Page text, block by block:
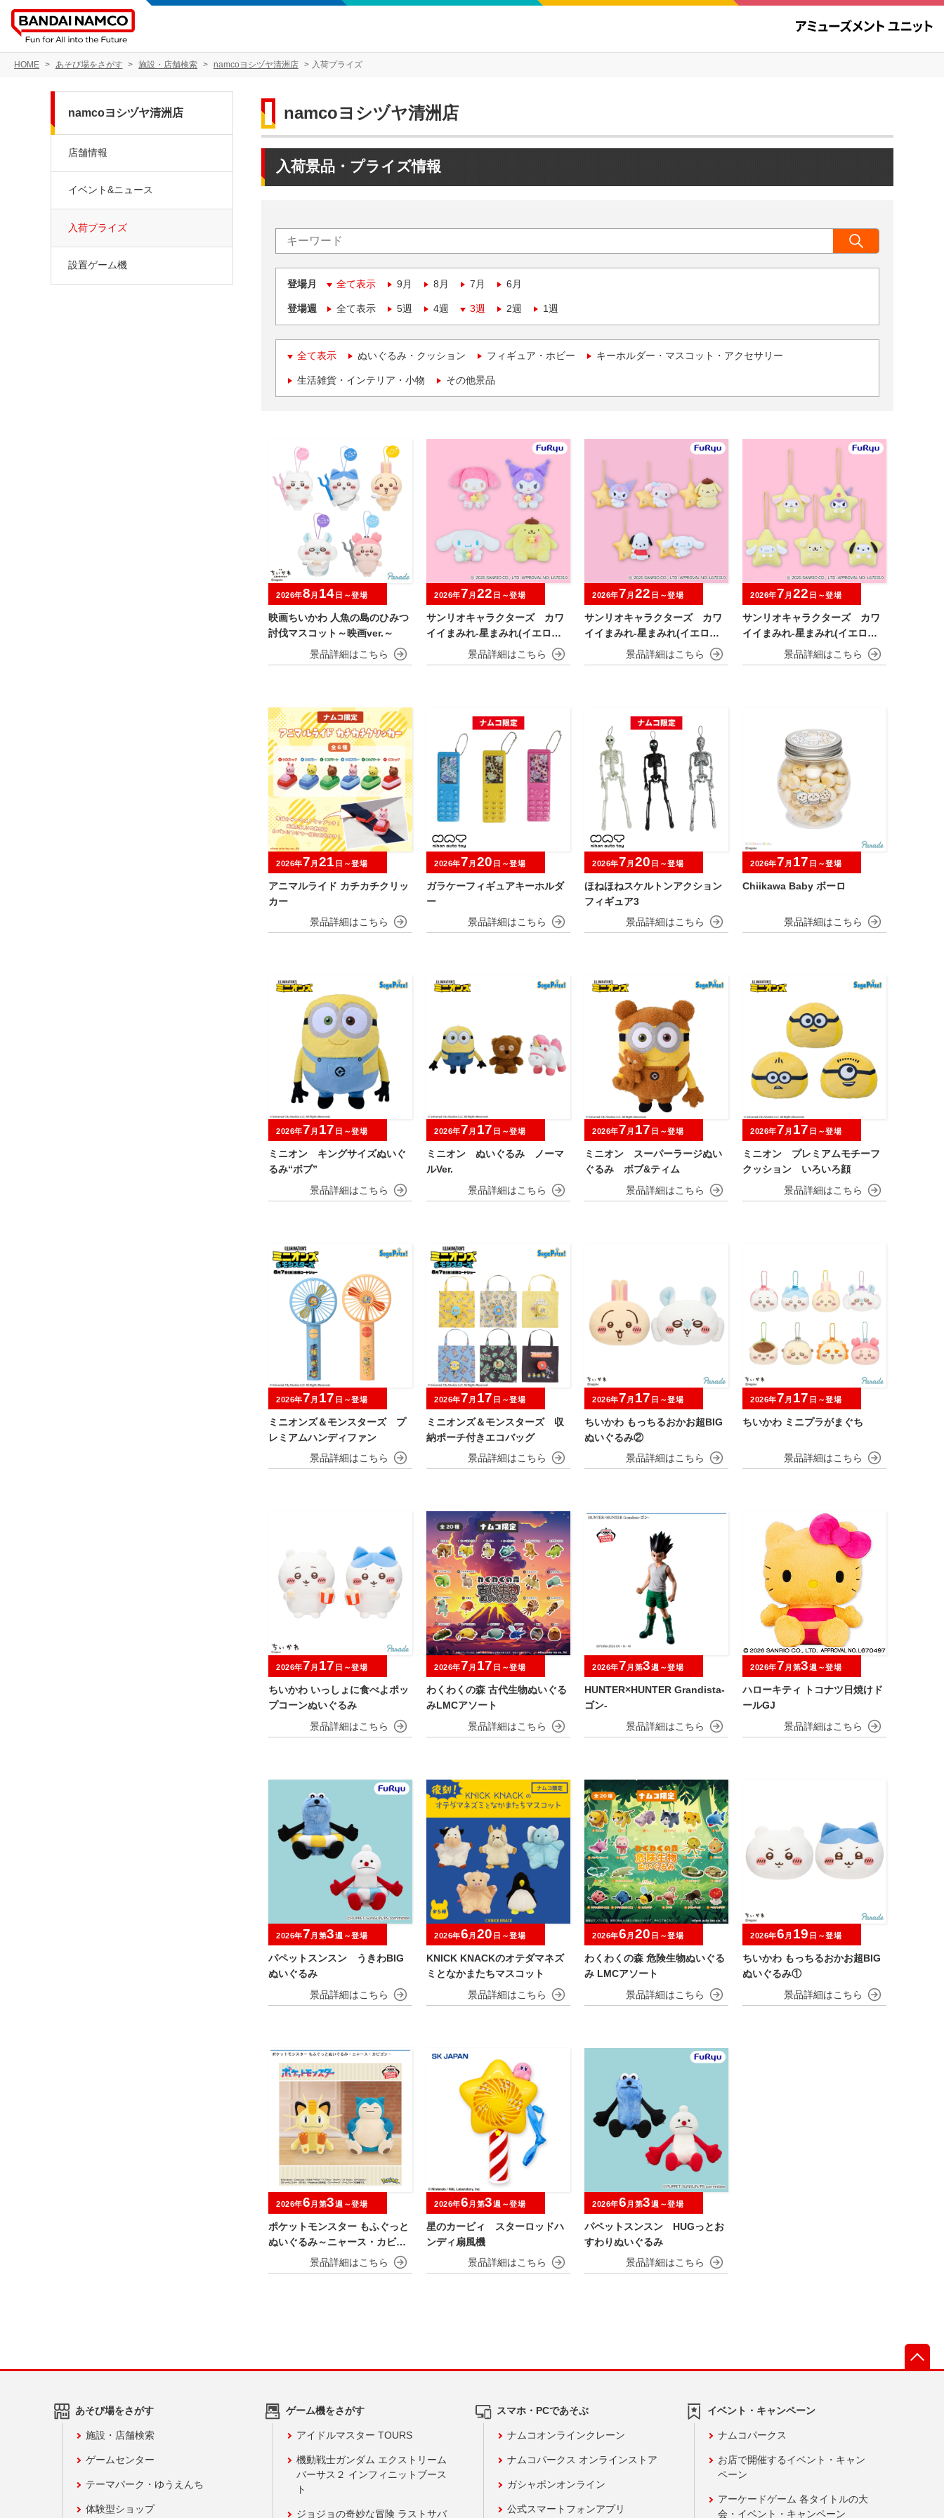
HOME あそび場をさがす 施設・店舗検索 namcoヨシヅヤ清洲店 入荷プライズ
namcoヨシヅヤ清洲店
入荷景品・プライズ情報
登場月 全て表示 9月 8月 7月 6月
登場週 全て表示 5週 4週 3週 2週 1週
全て表示 ぬいぐるみ・クッション フィギュア・ホビー キーホルダー・マスコット・アクセサリー
生活雑貨・インテリア・小物 その他景品
映画ちいかわ 人魚の島のひみつ
討伐マスコット～映画ver.～
2026年8 月 14 日～登場
サンリオキャラクターズ カワ
イイまみれ-星まみれ(イエロー)-
ぬいぐるみ
2026年7 月 22 日～登場
サンリオキャラクターズ カワ
イイまみれ-星まみれ(イエロー)-
マスコット
2026年7 月 22 日～登場
サンリオキャラクターズ カワ
イイまみれ-星まみれ(イエロー)-
ミニマスコット
2026年7 月 22 日～登場
アニマルライド カチカチクリッ
カー
2026年7 月 21 日～登場
ガラケーフィギュアキーホルダ
ー
2026年7 月 20 日～登場
ほねほねスケルトンアクション
フィギュア3
2026年7 月 20 日～登場
Chiikawa Baby ボーロ
2026年7 月 17 日～登場
ミニオン キングサイズぬいぐ
るみ“ボブ”
2026年7 月 17 日～登場
ミニオン ぬいぐるみ ノーマ
ルVer.
2026年7 月 17 日～登場
ミニオン スーパーラージぬい
ぐるみ ボブ&ティム
2026年7 月 17 日～登場
ミニオン プレミアムモチーフ
クッション いろいろ顔
2026年7 月 17 日～登場
ミニオンズ＆モンスターズ プ
レミアムハンディファン
2026年7 月 17 日～登場
ミニオンズ＆モンスターズ 収
納ポーチ付きエコバッグ
2026年7 月 17 日～登場
ちいかわ もっちるおかお超BIG
ぬいぐるみ②
2026年7 月 17 日～登場
ちいかわ ミニプラがまぐち
2026年7 月 17 日～登場
ちいかわ いっしょに食べよポッ
プコーンぬいぐるみ
2026年7 月 17 日～登場
わくわくの森 古代生物ぬいぐる
みLMCアソート
2026年7 月 17 日～登場
HUNTER×HUNTER Grandista-
ゴン-
2026年7 月第3週～登場
ハローキティ トコナツ日焼けド
ールGJ
2026年7 月第3週～登場
パペットスンスン うきわBIG
ぬいぐるみ
2026年7 月第3週～登場
KNICK KNACKのオテダマネズ
ミとなかまたちマスコット
2026年6 月 20 日～登場
わくわくの森 危険生物ぬいぐる
み LMCアソート
2026年6 月 20 日～登場
ちいかわ もっちるおかお超BIG
ぬいぐるみ①
2026年6 月 19 日～登場
ポケットモンスター もふぐっと
ぬいぐるみ～ニャース・カビゴ
2026年6 月第3週～登場
星のカービィ スターロッドハ
ンディ扇風機
2026年6 月第3週～登場
パペットスンスン HUGっとお
すわりぬいぐるみ
2026年6 月第3週～登場
namcoヨシヅヤ清洲店
店舗情報
イベント&ニュース
入荷プライズ
設置ゲーム機
あそび場をさがす
施設・店舗検索
ゲームセンター
テーマパーク・ゆうえんち
体験型ショップ
ゲーム機をさがす
アイドルマスター TOURS
機動戦士ガンダム エクストリーム
バーサス２ インフィニットブース
ト
ジョジョの奇妙な冒険 ラストサバ
スマホ・PCであそぶ
ナムコオンラインクレーン
ナムコパークス オンラインストア
ガシャポンオンライン
公式スマートフォンアプリ
イベント・キャンペーン
ナムコパークス
お店で開催するイベント・キャン
ペーン
アーケードゲーム 各タイトルの大
会・イベント・キャンペーン